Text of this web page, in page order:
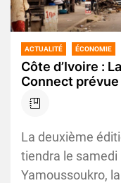
ACTUALITÉ ÉCONOMIE
Côte d’Ivoire :
Connect
afin de
l’immobilier
La deuxième
tiendra le samedi
Yamoussoukro,